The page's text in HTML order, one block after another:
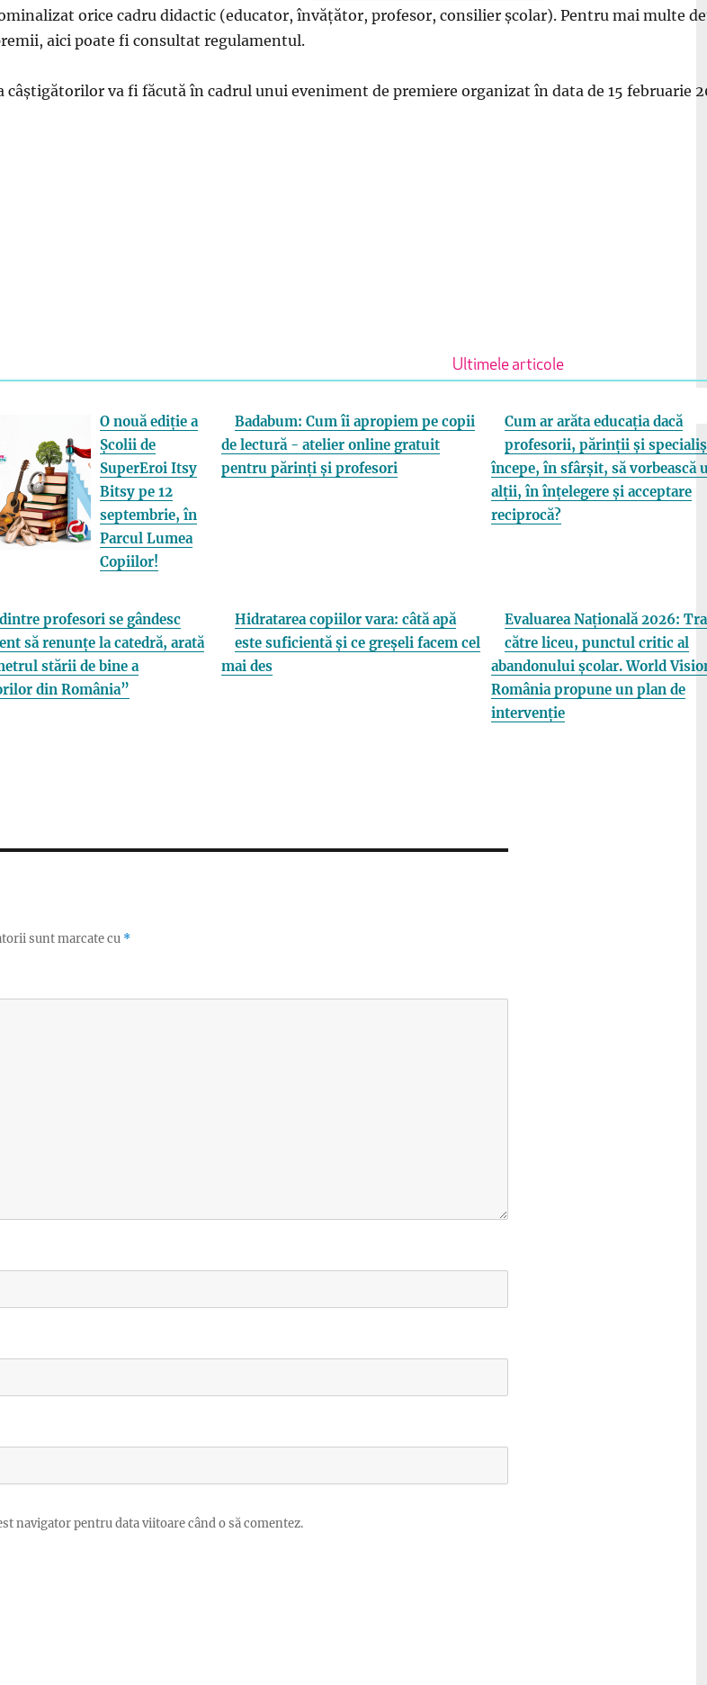
orice cadru didactic (educator, învățător, profesor, consilier școlar). Pentru mai multe
aici poate fi consultat regulamentul.
câștigătorilor va fi făcută în cadrul unui eveniment de premiere organizat în data de 15 februarie
Ultimele articole
O nouă ediție a
Școlii de
SuperEroi Itsy
Bitsy pe 12
septembrie, în
Parcul Lumea
Copiilor!
Badabum: Cum îi apropiem pe copii
de lectură - atelier online gratuit
pentru părinți și profesori
Cum ar arăta educația dacă
profesorii, părinții și
începe, în sfârșit, să vorbească
alții, în înțelegere și acceptare
reciprocă?
profesori se gândesc
să renunțe la catedră, arată
stării de bine a
din România”
Hidratarea copiilor vara: câtă apă
este suficientă și ce greșeli facem cel
mai des
Evaluarea Națională 2026:
către liceu, punctul critic al
abandonului școlar. World
România propune un plan de
intervenție
sunt marcate cu *
navigator pentru data viitoare când o să comentez.